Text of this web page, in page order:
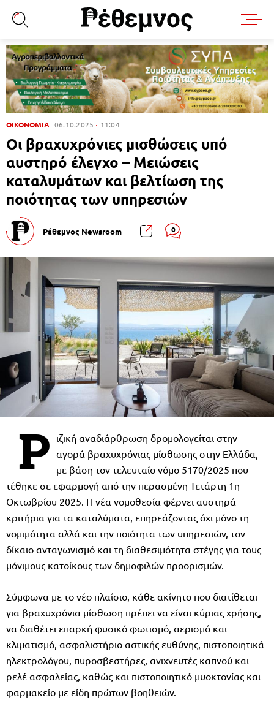
ΟΙΚΟΝΟΜΙΑ 06.10.2025 11:04
Οι βραχυχρόνιες μισθώσεις υπό
αυστηρό έλεγχο – Μειώσεις
καταλυμάτων και βελτίωση της
ποιότητας των υπηρεσιών
Ρέθεμνος Newsroom 0
Ρ ιζική αναδιάρθρωση δρομολογείται στην
αγορά βραχυχρόνιας μίσθωσης στην Ελλάδα,
με βάση τον τελευταίο νόμο 5170/2025 που
τέθηκε σε εφαρμογή από την περασμένη Τετάρτη 1η
Οκτωβρίου 2025. Η νέα νομοθεσία φέρνει αυστηρά
κριτήρια για τα καταλύματα, επηρεάζοντας όχι μόνο τη
νομιμότητα αλλά και την ποιότητα των υπηρεσιών, τον
δίκαιο ανταγωνισμό και τη διαθεσιμότητα στέγης για τους
μόνιμους κατοίκους των δημοφιλών προορισμών.
Σύμφωνα με το νέο πλαίσιο, κάθε ακίνητο που διατίθεται
για βραχυχρόνια μίσθωση πρέπει να είναι κύριας χρήσης,
να διαθέτει επαρκή φυσικό φωτισμό, αερισμό και
κλιματισμό, ασφαλιστήριο αστικής ευθύνης, πιστοποιητικά
ηλεκτρολόγου, πυροσβεστήρες, ανιχνευτές καπνού και
ρελέ ασφαλείας, καθώς και πιστοποιητικό μυοκτονίας και
φαρμακείο με είδη πρώτων βοηθειών.